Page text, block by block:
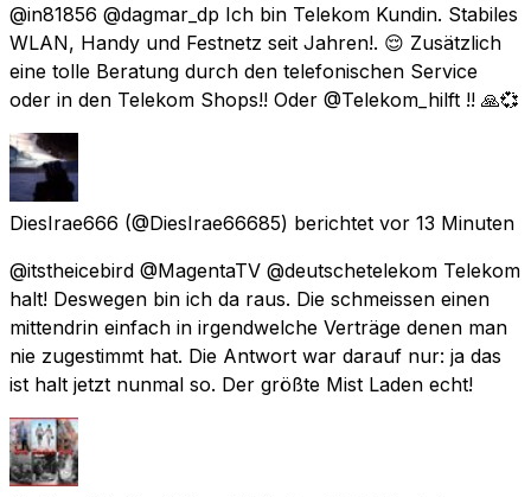
@in81856 @dagmar_dp Ich bin Telekom Kundin. Stabiles
WLAN, Handy und Festnetz seit Jahren!. 😌 Zusätzlich
eine tolle Beratung durch den telefonischen Service
oder in den Telekom Shops!! Oder @Telekom_hilft !! 🙏💞
DiesIrae666 (@DiesIrae66685) berichtet vor 13 Minuten
@itstheicebird @MagentaTV @deutschetelekom Telekom
halt! Deswegen bin ich da raus. Die schmeissen einen
mittendrin einfach in irgendwelche Verträge denen man
nie zugestimmt hat. Die Antwort war darauf nur: ja das
ist halt jetzt nunmal so. Der größte Mist Laden echt!